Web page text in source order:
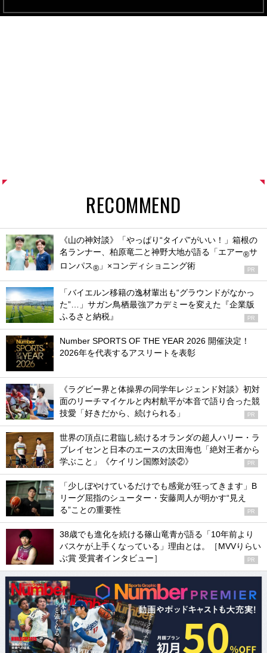
RECOMMEND
《山の神対談》「やっぱり“タイパ”がいい！」箱根の
名ランナー、柏原竜二と神野大地が語る「エアー®サ
ロンパス® 」×コンディショニング術 PR
「バイエルン移籍の逸材輩出も“グラウンドがなかっ
た”…」サガン鳥栖最強アカデミーを変えた『企業版
ふるさと納税』
PR
Number SPORTS OF THE YEAR 2026 開催決定！
2026年を代表するアスリートを表彰
《ラグビー界と体操界の同学年レジェンド対談》初対
面のリーチマイケルと内村航平が本音で語り合った競
技愛「好きだから、続けられる」
PR
世界の頂点に君臨し続けるオランダの超人ハリー・ラ
ブレイセンと日本のエースの太田海也「絶対王者から
学ぶこと」《ケイリン国際対談②》
PR
「少しぼやけているだけでも感覚が狂ってきます」B
リーグ屈指のシューター・安藤周人が明かす“見え
る”ことの重要性
PR
38歳でも進化を続ける篠山竜青が語る「10年前より
バスケが上手くなっている」理由とは。［MVVりらい
ぶ賞 受賞者インタビュー］
PR